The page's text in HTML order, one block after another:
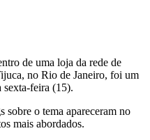
de uma loja da rede de
no Rio de Janeiro, foi um
sexta-feira (15).
sobre o tema apareceram no
mais abordados.